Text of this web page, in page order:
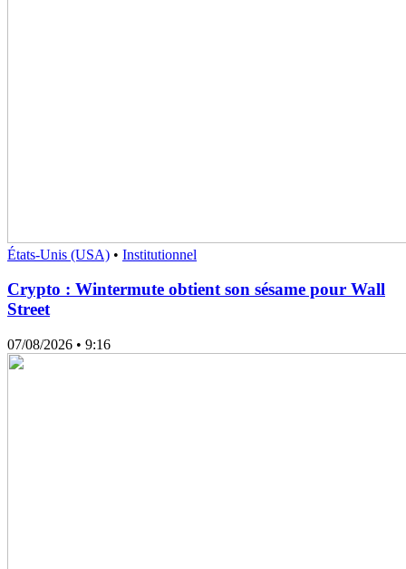
États-Unis (USA) • Institutionnel
Crypto : Wintermute obtient son sésame pour Wall
Street
07/08/2026 • 9:16